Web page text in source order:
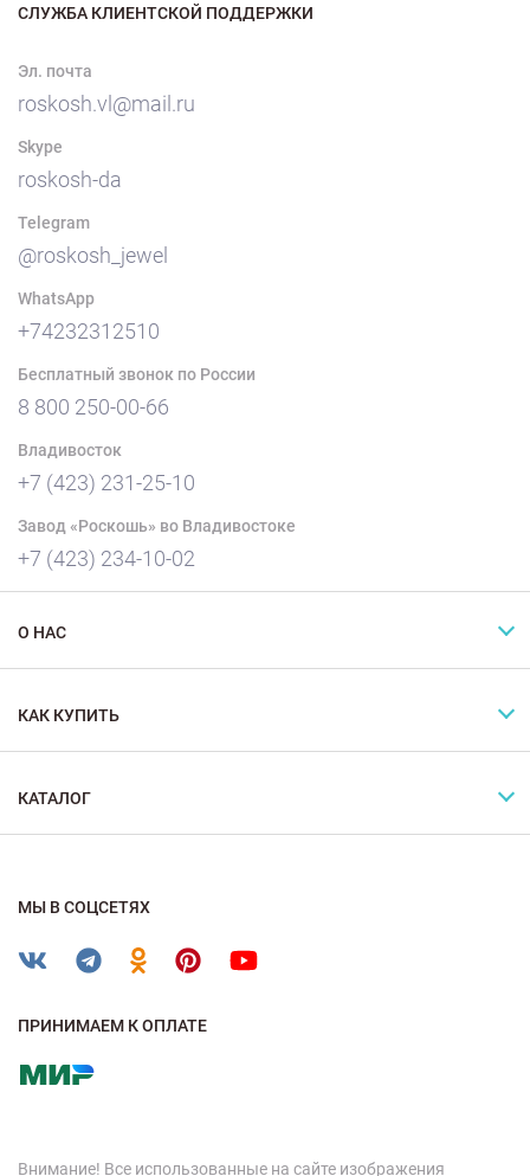
СЛУЖБА КЛИЕНТСКОЙ ПОДДЕРЖКИ
Эл. почта
roskosh.vl@mail.ru
Skype
roskosh-da
Telegram
@roskosh_jewel
WhatsApp
+74232312510
Бесплатный звонок по России
8 800 250-00-66
Владивосток
+7 (423) 231-25-10
Завод «Роскошь» во Владивостоке
+7 (423) 234-10-02
О НАС
КАК КУПИТЬ
КАТАЛОГ
МЫ В СОЦСЕТЯХ
ПРИНИМАЕМ К ОПЛАТЕ
Внимание! Все использованные на сайте изображения